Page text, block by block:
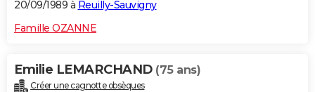
20/09/1989 à Reuilly-Sauvigny
Famille OZANNE
Emilie LEMARCHAND (75 ans)
Créer une cagnotte obsèques